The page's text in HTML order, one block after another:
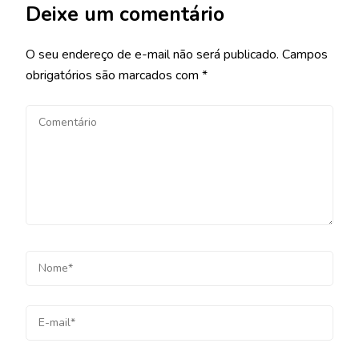
Deixe um comentário
O seu endereço de e-mail não será publicado. Campos
obrigatórios são marcados com *